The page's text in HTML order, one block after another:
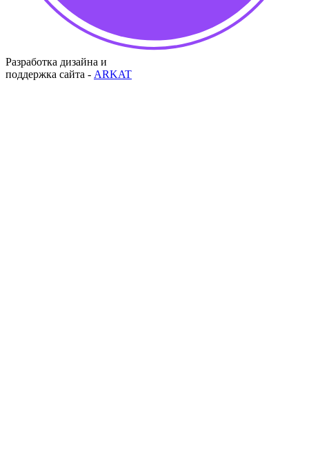
Разработка дизайна и
поддержка сайта - ARKAT